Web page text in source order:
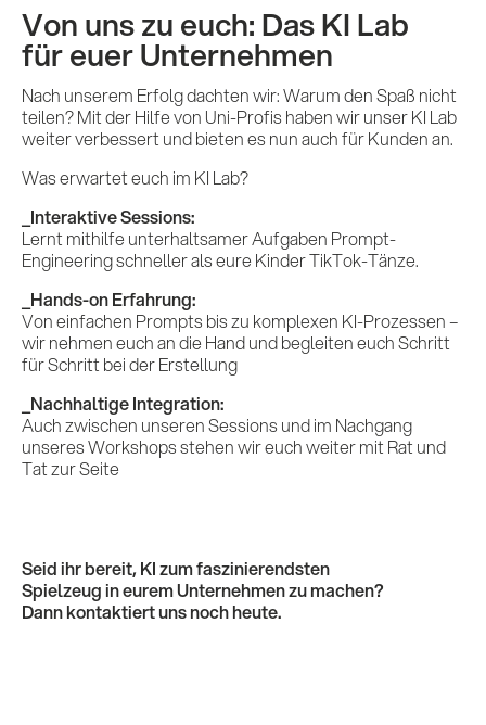
Von uns zu euch: Das KI Lab
für euer Unternehmen
Nach unserem Erfolg dachten wir: Warum den Spaß nicht
teilen? Mit der Hilfe von Uni-Profis haben wir unser KI Lab
weiter verbessert und bieten es nun auch für Kunden an.
Was erwartet euch im KI Lab?
_Interaktive Sessions:
Lernt mithilfe unterhaltsamer Aufgaben Prompt-
Engineering schneller als eure Kinder TikTok-Tänze.
_Hands-on Erfahrung:
Von einfachen Prompts bis zu komplexen KI-Prozessen –
wir nehmen euch an die Hand und begleiten euch Schritt
für Schritt bei der Erstellung
_Nachhaltige Integration:
Auch zwischen unseren Sessions und im Nachgang
unseres Workshops stehen wir euch weiter mit Rat und
Tat zur Seite
Seid ihr bereit, KI zum faszinierendsten
Spielzeug in eurem Unternehmen zu machen?
Dann kontaktiert uns noch heute.